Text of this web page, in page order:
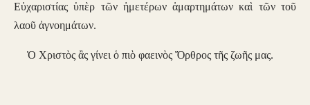
Εὐχαριστίας ὑπὲρ τῶν ἡμετέρων ἁμαρτημάτων καὶ τῶν τοῦ
λαοῦ ἀγνοημάτων.
Ὁ Χριστὸς ἂς γίνει ὁ πιὸ φαεινὸς Ὄρθρος τῆς ζωῆς μας.